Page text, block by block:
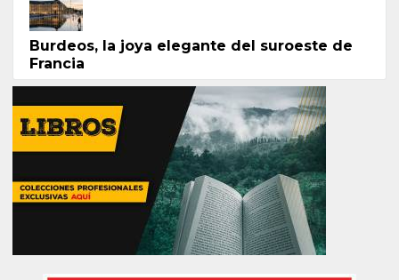
Burdeos, la joya elegante del suroeste de
Francia